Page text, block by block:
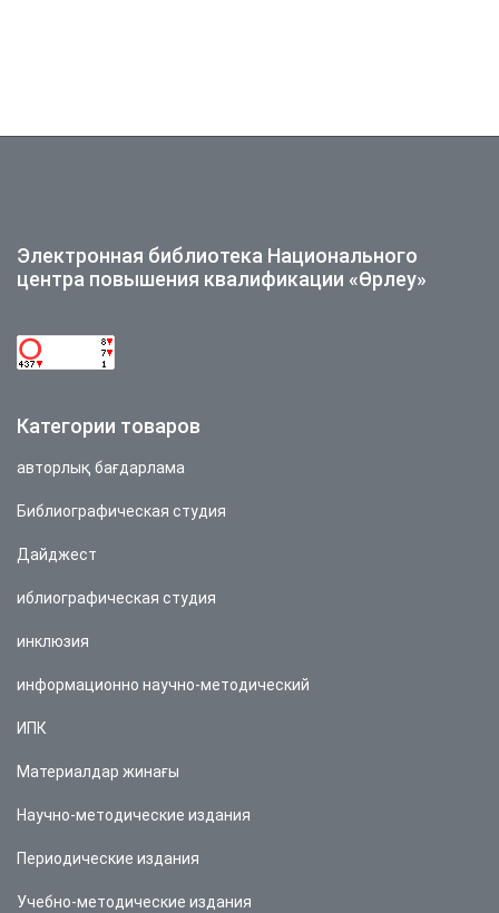
Электронная библиотека Национального
центра повышения квалификации «Өрлеу»
Категории товаров
авторлық бағдарлама
Библиографическая студия
Дайджест
иблиографическая студия
инклюзия
информационно научно-методический
ИПК
Материалдар жинағы
Научно-методические издания
Периодические издания
Учебно-методические издания